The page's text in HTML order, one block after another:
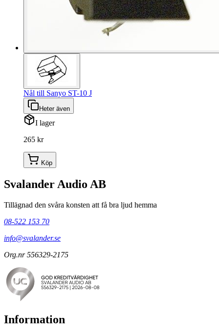
Nål till Sanyo ST-10 J
Heter även
I lager
265 kr
Köp
Svalander Audio AB
Tillägnad den svåra konsten att få bra ljud hemma
08-522 153 70
info@svalander.se
Org.nr 556329-2175
Information